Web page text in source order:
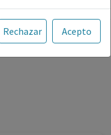
Web está
y, por
legalmente
medicamentos
informativo,
y decidir, en cada
Rechazar Acepto